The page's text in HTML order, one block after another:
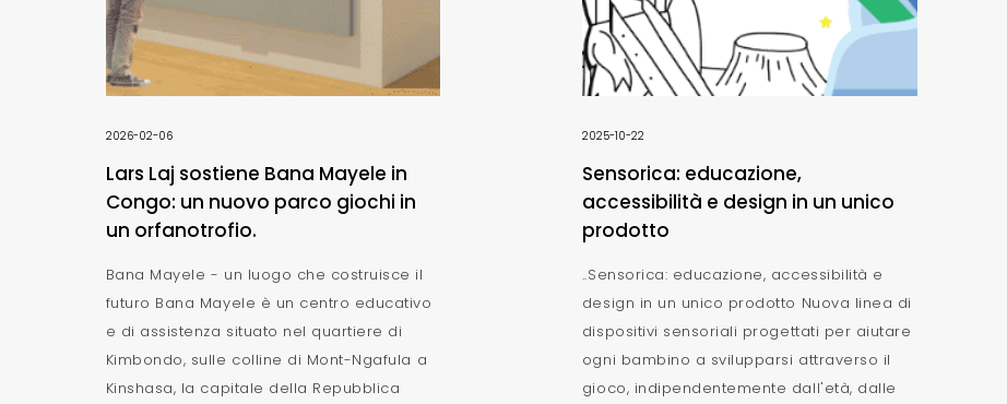
2026-02-06
Lars Laj sostiene Bana Mayele in
Congo: un nuovo parco giochi in
un orfanotrofio.
Bana Mayele - un luogo che costruisce il
futuro Bana Mayele è un centro educativo
e di assistenza situato nel quartiere di
Kimbondo, sulle colline di Mont-Ngafula a
Kinshasa, la capitale della Repubblica
2025-10-22
Sensorica: educazione,
accessibilità e design in un unico
prodotto
..Sensorica: educazione, accessibilità e
design in un unico prodotto Nuova linea di
dispositivi sensoriali progettati per aiutare
ogni bambino a svilupparsi attraverso il
gioco, indipendentemente dall'età, dalle